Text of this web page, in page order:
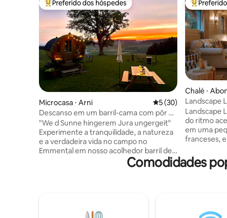
Entre os melhores preferidos dos hóspedes
Preferido dos hóspedes
Microcasa ⋅ Arni 5 de uma avaliação
5 (30)
Descanso em um barril-cama com pôr do
sol panorâmico
"We d Sunne hingerem Jura ungergeit"
Experimente a tranquilidade, a natureza
e a verdadeira vida no campo no
Emmental em nosso acolhedor barril de
madeira, bem ao lado da fazenda. Sob o
grande bordo com uma ampla vista
com mesa, espreguiçadeiras e
Entre os
Chalé ⋅
Landscape
vista incrível
Landscape
do ritmo
em uma
franceses,
interiores
elegantes
grande
Comodidades